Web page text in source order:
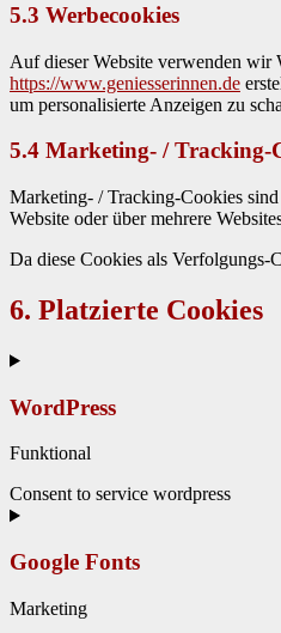
5.3 Werbecookies
Auf dieser Web­site ver­wen­den wir
https://www.geniesserinnen.de
um per­son­al­isierte Anzeigen zu
5.4 Marketing- / Tracking-
Mar­ket­ing- / Track­ing-Cook­ies
Web­site oder über mehrere
Da diese Cook­ies als
6. Platzierte Cookies
WordPress
Funk­tion­al
Con­sent to ser­vice word­press
Google Fonts
Mar­ket­ing